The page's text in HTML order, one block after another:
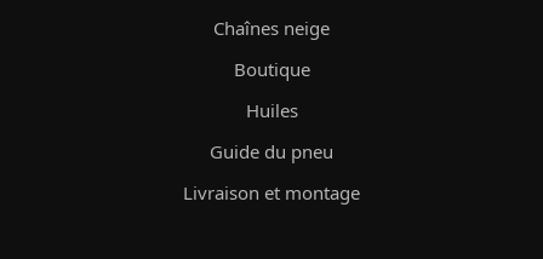
Chaînes neige
Boutique
Huiles
Guide du pneu
Livraison et montage